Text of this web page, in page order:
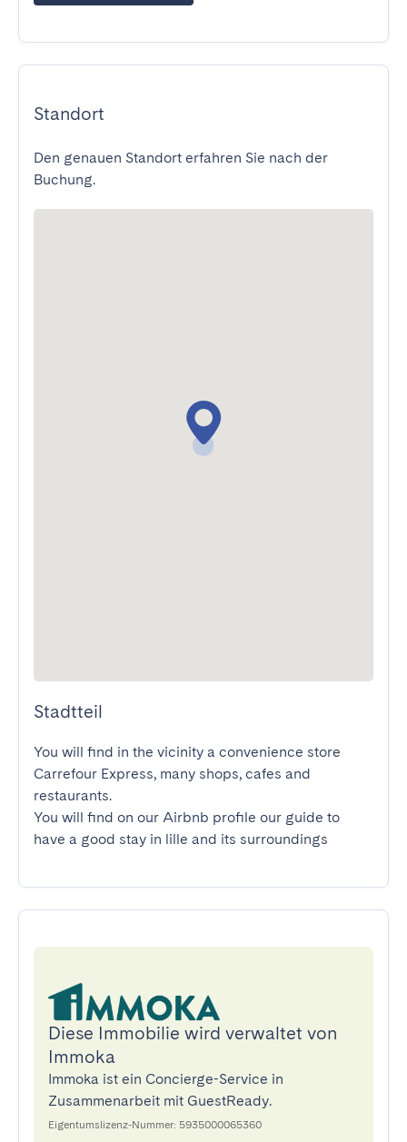
Standort
Den genauen Standort erfahren Sie nach der
Buchung.
Stadtteil
You will find in the vicinity a convenience store
Carrefour Express, many shops, cafes and
restaurants.
You will find on our Airbnb profile our guide to
have a good stay in lille and its surroundings
Diese Immobilie wird verwaltet von
Immoka
Immoka ist ein Concierge-Service in
Zusammenarbeit mit GuestReady.
Eigentumslizenz-Nummer: 5935000065360